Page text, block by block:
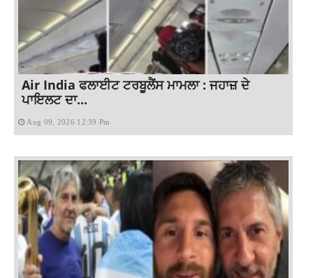
Air India ਫਲਾਈਟ ਟਰਬੂਲੈਂਸ ਮਾਮਲਾ : ਜਹਾਜ਼ ਦੇ
ਪਾਇਲਟ ਦਾ...
Aug 09, 2026 12:39 Pm